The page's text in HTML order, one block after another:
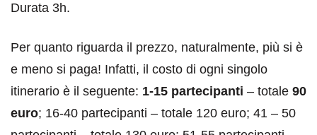
Durata 3h.
Per quanto riguarda il prezzo, naturalmente, più si è
e meno si paga! Infatti, il costo di ogni singolo
itinerario è il seguente: 1-15 partecipanti – totale 90
euro; 16-40 partecipanti – totale 120 euro; 41 – 50